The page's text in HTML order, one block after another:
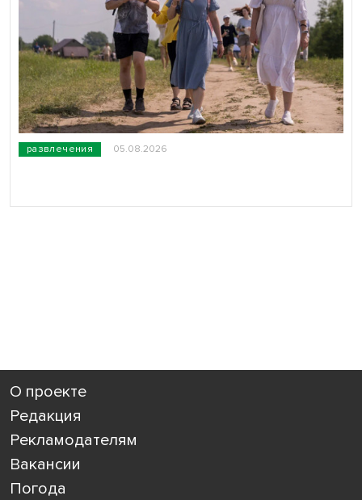
развлечения 05.08.2026
О проекте
Редакция
Рекламодателям
Вакансии
Погода